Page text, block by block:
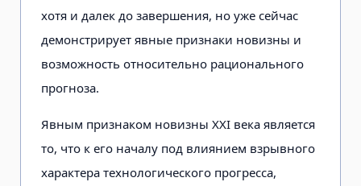
хотя и далек до завершения, но уже сейчас
демонстрирует явные признаки новизны и
возможность относительно рационального
прогноза.
Явным признаком новизны XXI века является
то, что к его началу под влиянием взрывного
характера технологического прогресса,